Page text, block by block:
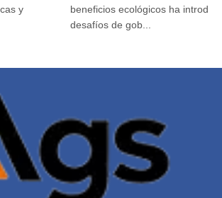
y
beneficios ecológicos ha
desafíos de gob...